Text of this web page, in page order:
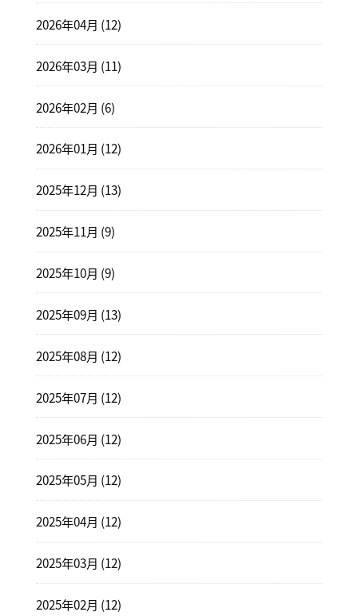
2026年04月 (12)
2026年03月 (11)
2026年02月 (6)
2026年01月 (12)
2025年12月 (13)
2025年11月 (9)
2025年10月 (9)
2025年09月 (13)
2025年08月 (12)
2025年07月 (12)
2025年06月 (12)
2025年05月 (12)
2025年04月 (12)
2025年03月 (12)
2025年02月 (12)